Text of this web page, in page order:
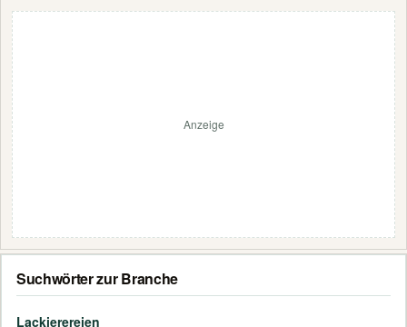
Anzeige
Suchwörter zur Branche
Lackierereien